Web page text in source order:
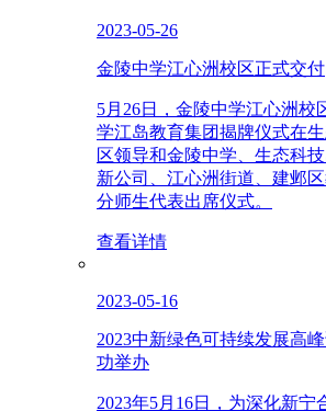
2023-05-26
金陵中学江心洲校区正式交付
5月26日，金陵中学江心洲校
学江岛教育集团揭牌仪式在生
区领导和金陵中学、生态科
新公司、江心洲街道、建邺
分师生代表出席仪式。
查看详情
2023-05-16
2023中新绿色可持续发展高
功举办
2023年5月16日，为深化新宁